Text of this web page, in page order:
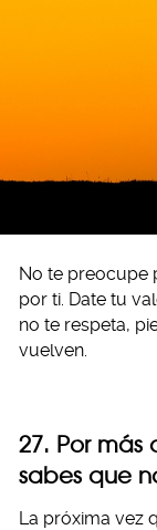
No te preocupe
por ti. Date tu
no te respeta,
vuelven.
27. Por más
sabes que
La próxima vez